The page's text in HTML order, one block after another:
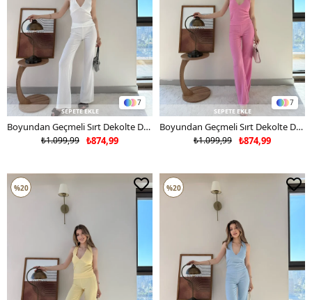
7
SEPETE EKLE
Boyundan Geçmeli Sırt Dekolte Detay Bluz ve Pantolonlu Gofre İkili Takım Beyaz 2325
₺874,99
₺1.099,99
7
SEPETE EKLE
Boyundan Geçmeli Sırt Dekolte Detay Bluz ve Pantolonlu Gofre İkili Takım Pembe 2325
₺874,99
₺1.099,99
%20 %20